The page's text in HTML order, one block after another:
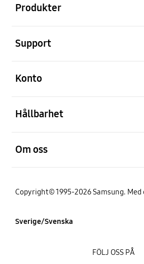
Produkter
Support
Konto
Hållbarhet
Om oss
Copyright© 1995-2026 Samsung.
Sverige/Svenska
FÖLJ OSS PÅ